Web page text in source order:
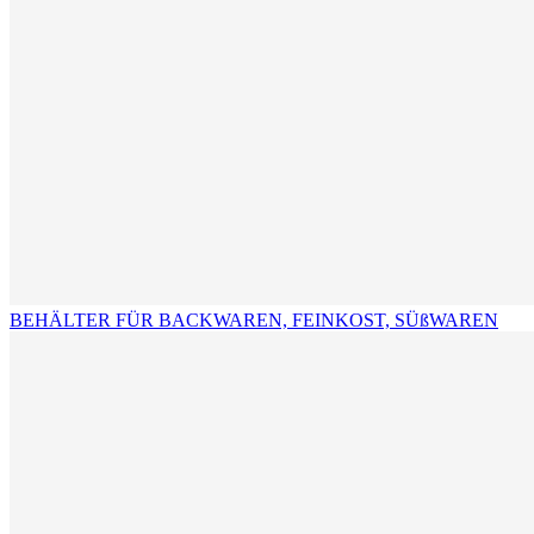
BEHÄLTER FÜR BACKWAREN, FEINKOST, SÜßWAREN